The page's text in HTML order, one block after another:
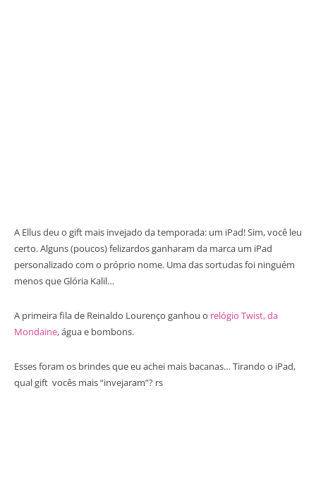
A Ellus deu o gift mais invejado da temporada: um iPad! Sim, você leu
certo. Alguns (poucos) felizardos ganharam da marca um iPad
personalizado com o próprio nome. Uma das sortudas foi ninguém
menos que Glória Kalil…
A primeira fila de Reinaldo Lourenço ganhou o relógio Twist, da
Mondaine, água e bombons.
Esses foram os brindes que eu achei mais bacanas… Tirando o iPad,
qual gift vocês mais “invejaram”? rs